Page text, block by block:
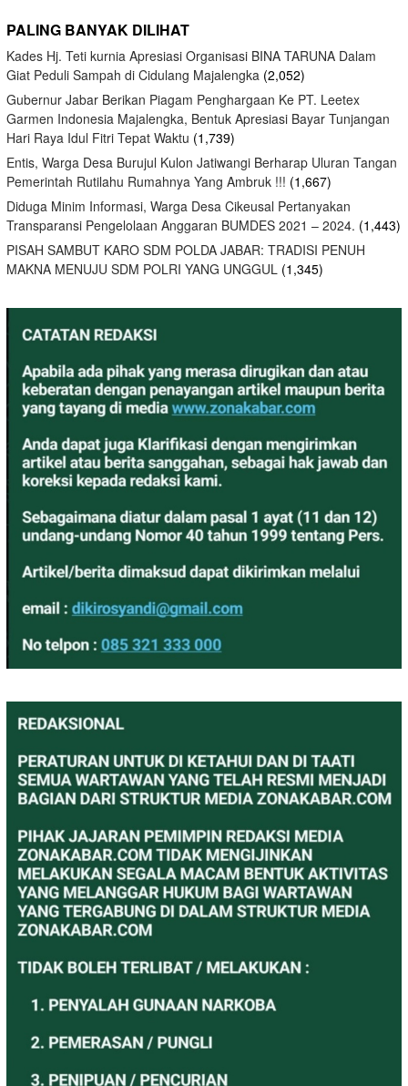
PALING BANYAK DILIHAT
Kades Hj. Teti kurnia Apresiasi Organisasi BINA TARUNA Dalam
Giat Peduli Sampah di Cidulang Majalengka (2,052)
Gubernur Jabar Berikan Piagam Penghargaan Ke PT. Leetex
Garmen Indonesia Majalengka, Bentuk Apresiasi Bayar Tunjangan
Hari Raya Idul Fitri Tepat Waktu (1,739)
Entis, Warga Desa Burujul Kulon Jatiwangi Berharap Uluran Tangan
Pemerintah Rutilahu Rumahnya Yang Ambruk !!! (1,667)
Diduga Minim Informasi, Warga Desa Cikeusal Pertanyakan
Transparansi Pengelolaan Anggaran BUMDES 2021 – 2024. (1,443)
PISAH SAMBUT KARO SDM POLDA JABAR: TRADISI PENUH
MAKNA MENUJU SDM POLRI YANG UNGGUL (1,345)